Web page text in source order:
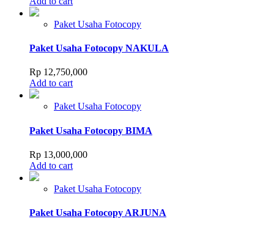
Paket Usaha Fotocopy
Paket Usaha Fotocopy NAKULA
Rp 12,750,000
Add to cart
Paket Usaha Fotocopy
Paket Usaha Fotocopy BIMA
Rp 13,000,000
Add to cart
Paket Usaha Fotocopy
Paket Usaha Fotocopy ARJUNA